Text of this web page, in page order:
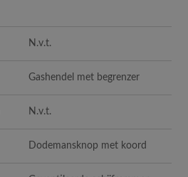
N.v.t.
Gashendel met begrenzer
N.v.t.
Dodemansknop met koord